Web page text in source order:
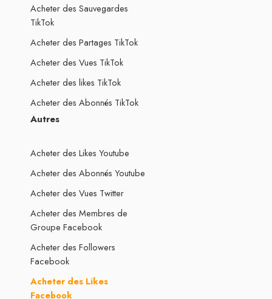
Acheter des Sauvegardes
TikTok
Acheter des Partages TikTok
Acheter des Vues TikTok
Acheter des likes TikTok
Acheter des Abonnés TikTok
Autres
Acheter des Likes Youtube
Acheter des Abonnés Youtube
Acheter des Vues Twitter
Acheter des Membres de
Groupe Facebook
Acheter des Followers
Facebook
Acheter des Likes
Facebook